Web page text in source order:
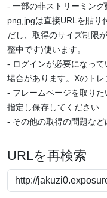
- 一部の非ストリーミン
png,jpgは直接URLを貼り
だし、取得のサイズ制限
整中です)使います。
- ログインが必要になっ
場合があります。Xのトレ
- フレームページを取り
指定し保存してください
- その他の取得の問題など
URLを再検索